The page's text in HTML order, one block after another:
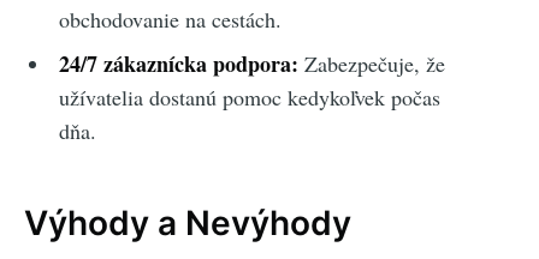
obchodovanie na cestách.
24/7 zákaznícka podpora: Zabezpečuje, že
užívatelia dostanú pomoc kedykoľvek počas
dňa.
Výhody a Nevýhody